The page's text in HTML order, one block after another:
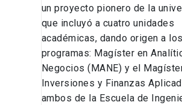
un proyecto pionero de la
que incluyó a cuatro unidades
académicas, dando origen a los
programas: Magíster en
Negocios (MANE) y el
Inversiones y Finanzas
ambos de la Escuela de